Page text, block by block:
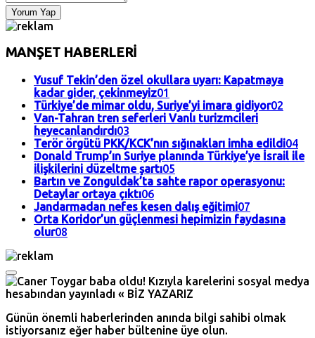
Yorum Yap
MANŞET HABERLERİ
Yusuf Tekin’den özel okullara uyarı: Kapatmaya
kadar gider, çekinmeyiz01
Türkiye’de mimar oldu, Suriye’yi imara gidiyor02
Van-Tahran tren seferleri Vanlı turizmcileri
heyecanlandırdı03
Terör örgütü PKK/KCK’nın sığınakları imha edildi04
Donald Trump’ın Suriye planında Türkiye’ye İsrail ile
ilişkilerini düzeltme şartı05
Bartın ve Zonguldak’ta sahte rapor operasyonu:
Detaylar ortaya çıktı06
Jandarmadan nefes kesen dalış eğitimi07
Orta Koridor’un güçlenmesi hepimizin faydasına
olur08
Günün önemli haberlerinden anında bilgi sahibi olmak
istiyorsanız eğer haber bültenine üye olun.